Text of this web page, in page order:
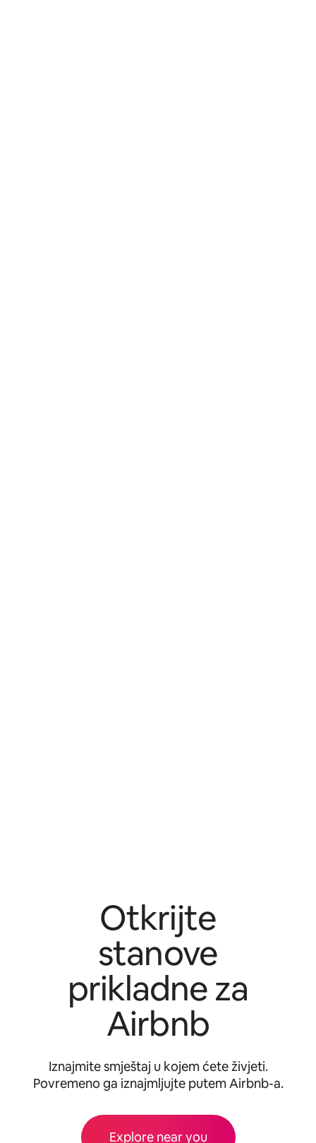
Otkrijte
stanove
prikladne za
Airbnb
Iznajmite smještaj u kojem ćete živjeti.
Povremeno ga iznajmljujte putem Airbnb-a.
Explore near you